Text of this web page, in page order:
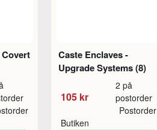
Caste Enclaves -
Upgrade Systems (8)
105 kr
2 på
postorder
Butiken
Postorder